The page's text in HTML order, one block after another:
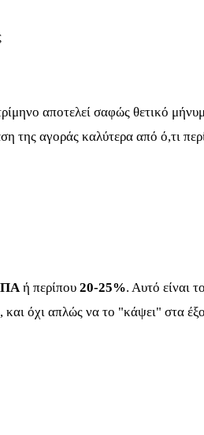
αποτελεί σαφώς θετικό
της αγοράς καλύτερα από ό,τι
ή περίπου 20-25%. Αυτό είναι
όχι απλώς να το "κάψει" στα